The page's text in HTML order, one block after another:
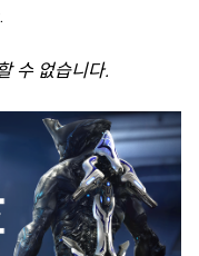
수 없습니다.